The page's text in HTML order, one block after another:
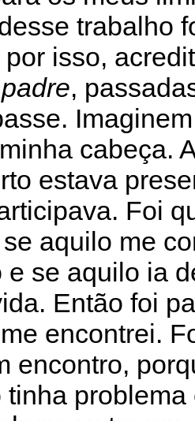
trabalho
isso,
padre,
cabeça.
estava
Foi
aquilo me
e se aquilo ia
Então foi
encontrei.
encontro,
tinha